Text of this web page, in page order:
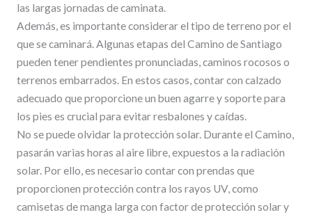
las largas jornadas de caminata.
Además, es importante considerar el tipo de terreno por el
que se caminará. Algunas etapas del Camino de Santiago
pueden tener pendientes pronunciadas, caminos rocosos o
terrenos embarrados. En estos casos, contar con calzado
adecuado que proporcione un buen agarre y soporte para
los pies es crucial para evitar resbalones y caídas.
No se puede olvidar la protección solar. Durante el Camino,
pasarán varias horas al aire libre, expuestos a la radiación
solar. Por ello, es necesario contar con prendas que
proporcionen protección contra los rayos UV, como
camisetas de manga larga con factor de protección solar y